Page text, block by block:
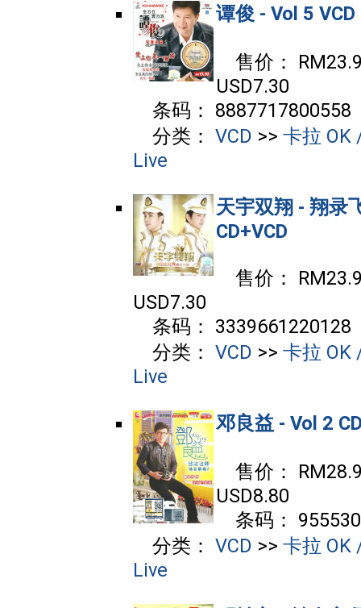
谭俊 - Vol 5 VCD
售价：
USD7.30
条码： 8887717800558
分类： VCD >> 卡拉 OK
Live
天宇双翔 - 翔录
CD+VCD
售价：
USD7.30
条码： 3339661220128
分类： VCD >> 卡拉 OK
Live
邓良益 - Vol 2
售价：
USD8.80
条码：
分类： VCD >> 卡拉 OK
Live